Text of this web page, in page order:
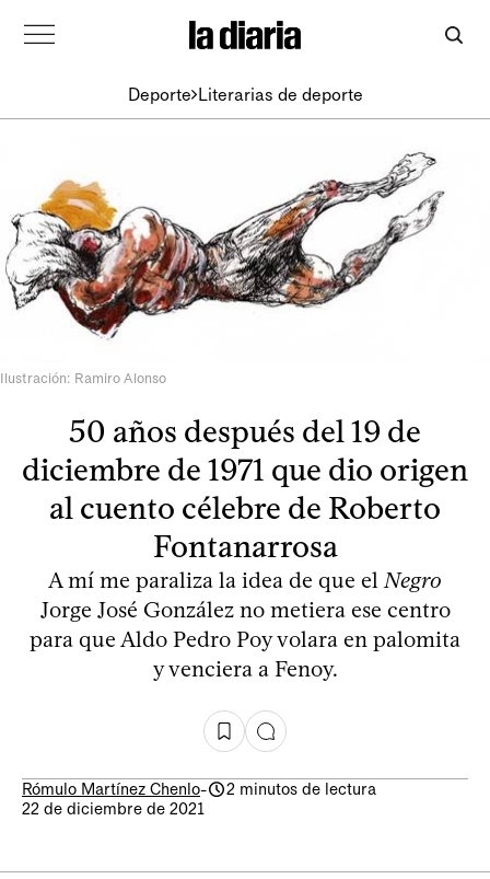
Deporte Literarias de deporte
Ilustración: Ramiro Alonso
50 años después del 19 de
diciembre de 1971 que dio origen
al cuento célebre de Roberto
Fontanarrosa
A mí me paraliza la idea de que elNegro
Jorge José González no metiera ese centro
para que Aldo Pedro Poy volara en palomita
y venciera a Fenoy.
Rómulo Martínez Chenlo-
2 minutos de lectura
22 de diciembre de 2021